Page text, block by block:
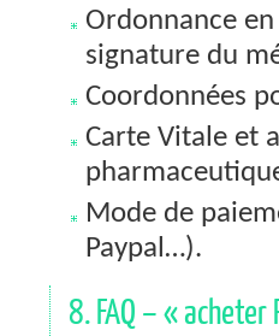
Ordonnance
signature du
Coordonnées
Carte Vitale et
Mode de
Paypal…).
8. FAQ – «